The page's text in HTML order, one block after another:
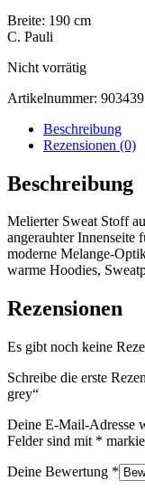
Breite: 190 cm
C. Pauli
Nicht vorrätig
Artikelnummer: 903439
Beschreibung
Rezensionen (0)
Beschreibung
Melierter Sweat Stoff
angerauhter Innenseite
moderne Melange-
warme Hoodies,
Rezensionen
Es gibt noch keine
Schreibe die erste
grey“
Deine E-Mail-Adresse
Felder sind mit *
Deine Bewertung *